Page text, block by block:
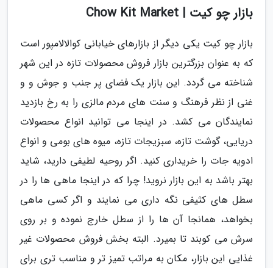
بازار چو کیت | Chow Kit Market
بازار چو کیت یکی دیگر از بازارهای خیابانی کوالالامپور است
که به عنوان بزرگترین بازار فروش محصولات تازه در این شهر
شناخته می گردد. این بازار یک فضای پر جنب و جوش و و
غنی از نظر فرهنگ و سنت های مردم مالزی را به رخ بازدید
نمایندگان می کشد. در اینجا می توانید انواع محصولات
دریایی، گوشت تازه، سبزیجات تازه، میوه های بومی و انواع
ادویه جات را خریداری کنید. اگر روحیه لطیفی دارید، شاید
بهتر باشد به این بازار نروید! چرا که در اینجا ماهی ها را در
سطل های کثیفی نگه داری می نمایند و اگر کسی ماهی
بخواهد، همانجا آن ها را از سطل خارج نموده و بر روی
سرش می کوبند تا بمیرد. البته بخش فروش محصولات غیر
غذایی این بازار، مکان به مراتب تمیز تر و مناسب تری برای